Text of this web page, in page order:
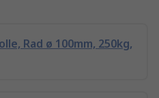
Rad ø 100mm, 250kg,